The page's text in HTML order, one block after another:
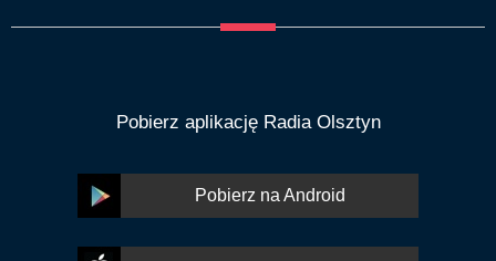
Pobierz aplikację Radia Olsztyn
Pobierz na Android